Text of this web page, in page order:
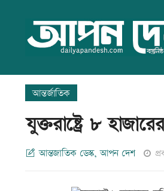
আন্তর্জাতিক
যুক্তরাষ্ট্রে ৮
আন্তজাতিক ডেস্ক, আপন দেশ